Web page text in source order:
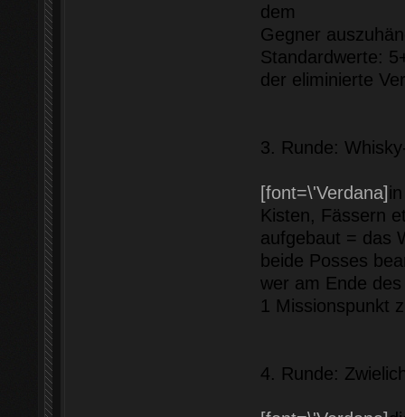
dem
Gegner
Standardwerte:
der eliminierte
3. Runde:
[font=\'Verdana]
Kisten, Fässern
aufgebaut = das
beide Posses
wer am Ende
1 Missionspunkt
4. Runde: